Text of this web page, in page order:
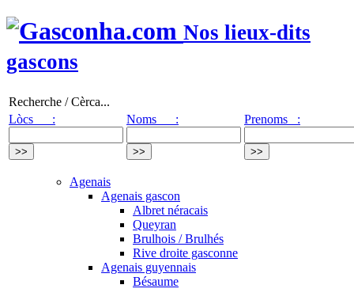
Nos lieux-dits
gascons
Recherche / Cèrca...
Lòcs :
Noms : Prenoms :
Agenais
Agenais gascon
Albret néracais
Queyran
Brulhois / Brulhés
Rive droite gasconne
Agenais guyennais
Bésaume